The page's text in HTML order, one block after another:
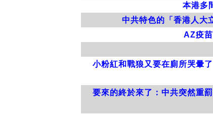
本港多
中共特色的「香港人大
AZ疫
小粉紅和戰狼又要在廁所哭暈
要來的終於來了：中共突然重